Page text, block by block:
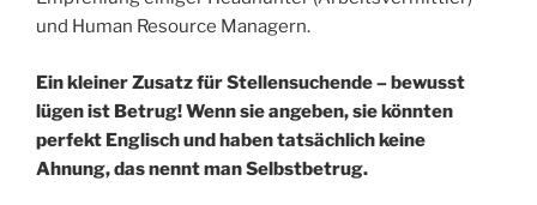
und Human Resource Managern.
Ein kleiner Zusatz für Stellensuchende – bewusst
lügen ist Betrug! Wenn sie angeben, sie könnten
perfekt Englisch und haben tatsächlich keine
Ahnung, das nennt man Selbstbetrug.